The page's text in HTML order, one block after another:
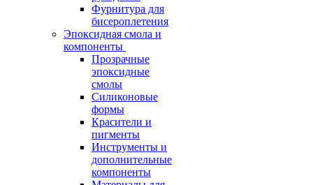
Фурнитура для
бисероплетения
Эпоксидная смола и
компоненты
Прозрачные
эпоксидные
смолы
Силиконовые
формы
Красители и
пигменты
Инструменты и
дополнительные
компоненты